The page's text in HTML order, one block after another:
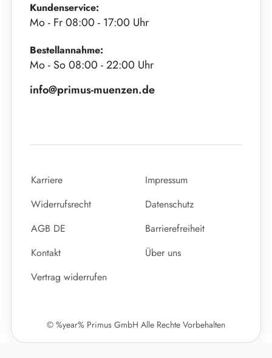
Kundenservice:
Mo - Fr 08:00 - 17:00 Uhr
Bestellannahme:
Mo - So 08:00 - 22:00 Uhr
info@primus-muenzen.de
Karriere
Impressum
Widerrufsrecht
Datenschutz
AGB DE
Barrierefreiheit
Kontakt
Über uns
Vertrag widerrufen
© %year% Primus GmbH Alle Rechte Vorbehalten